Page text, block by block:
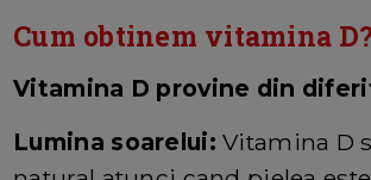
Cum obtinem vitamina
Vitamina D provine din
Lumina soarelui: Vitamina D